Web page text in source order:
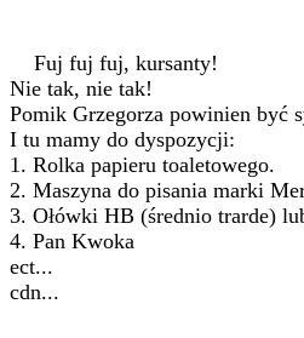
Fuj fuj fuj, kursanty!
Nie tak, nie tak!
Pomik Grzegorza powinien być
I tu mamy do dyspozycji:
1. Rolka papieru toaletowego.
2. Maszyna do pisania marki
3. Ołówki HB (średnio trarde)
4. Pan Kwoka
ect...
cdn...